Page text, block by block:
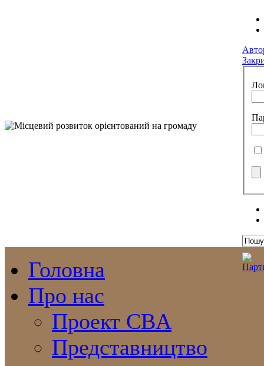
Головна
Про нас
Проект CBA
Представництво